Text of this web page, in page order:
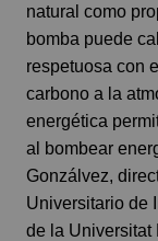
natural como
bomba puede
respetuosa con
carbono a la
energética
al bombear
Gonzálvez,
Universitario de
de la Universitat